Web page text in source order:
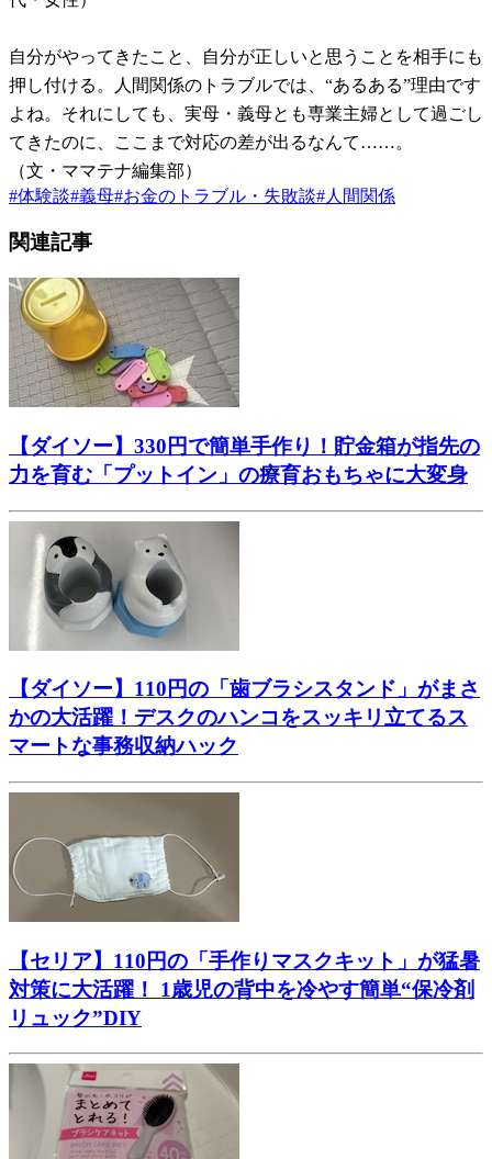
自分がやってきたこと、自分が正しいと思うことを相手にも
押し付ける。人間関係のトラブルでは、“あるある”理由です
よね。それにしても、実母・義母とも専業主婦として過ごし
てきたのに、ここまで対応の差が出るなんて……。
（文・ママテナ編集部）
#体験談#義母#お金のトラブル・失敗談#人間関係
関連記事
【ダイソー】330円で簡単手作り！貯金箱が指先の
力を育む「プットイン」の療育おもちゃに大変身
【ダイソー】110円の「歯ブラシスタンド」がまさ
かの大活躍！デスクのハンコをスッキリ立てるス
マートな事務収納ハック
【セリア】110円の「手作りマスクキット」が猛暑
対策に大活躍！ 1歳児の背中を冷やす簡単“保冷剤
リュック”DIY